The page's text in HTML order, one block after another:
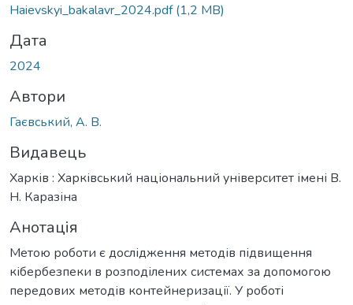
Haievskyi_bakalavr_2024.pdf(1,2 MB)
Дата
2024
Автори
Гаєвський, А. В.
Видавець
Харків : Харківський національний університет імені В.
Н. Каразіна
Анотація
Метою роботи є дослідження методів підвищення
кібербезпеки в розподілених системах за допомогою
передових методів контейнеризації. У роботі